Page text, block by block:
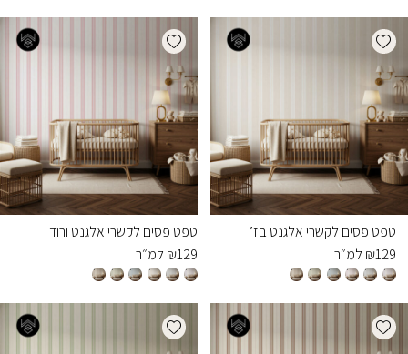
Add wishlist
טפט פסים לקשרי אלגנט בז’
₪129 למ״ר
Add wishlist
טפט פסים לקשרי אלגנט ורוד
₪129 למ״ר
Add wishlist
Add wishlist